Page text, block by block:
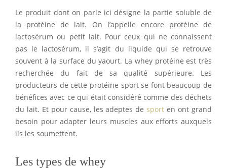
Le produit dont on parle ici désigne la partie soluble de
la protéine de lait. On l’appelle encore protéine de
lactosérum ou petit lait. Pour ceux qui ne connaissent
pas le lactosérum, il s’agit du liquide qui se retrouve
souvent à la surface du yaourt. La whey protéine est très
recherchée du fait de sa qualité supérieure. Les
producteurs de cette protéine sport se font beaucoup de
bénéfices avec ce qui était considéré comme des déchets
du lait. Et pour cause, les adeptes desport en ont grand
besoin pour adapter leurs muscles aux efforts auxquels
ils les soumettent.
Les types de whey